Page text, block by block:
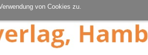
von Cookies zu.